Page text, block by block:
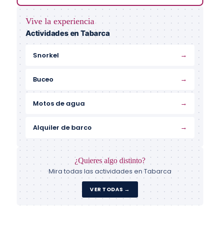
Vive la experiencia
Actividades en Tabarca
Snorkel →
Buceo →
Motos de agua →
Alquiler de barco →
¿Quieres algo distinto?
Mira todas las actividades en Tabarca
VER TODAS →